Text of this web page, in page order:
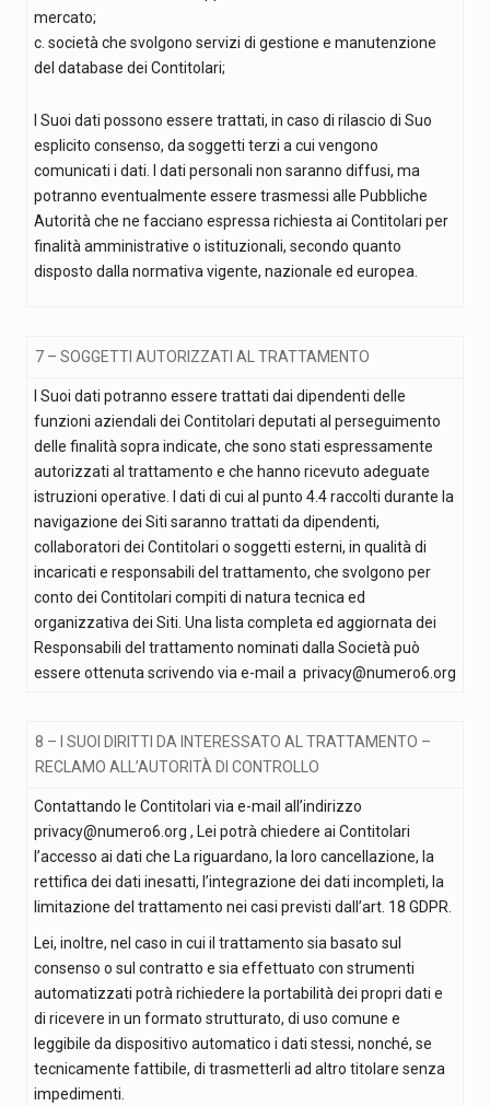
mercato;
c. società che svolgono servizi di gestione e manutenzione
del database dei Contitolari;
I Suoi dati possono essere trattati, in caso di rilascio di Suo
esplicito consenso, da soggetti terzi a cui vengono
comunicati i dati. I dati personali non saranno diffusi, ma
potranno eventualmente essere trasmessi alle Pubbliche
Autorità che ne facciano espressa richiesta ai Contitolari per
finalità amministrative o istituzionali, secondo quanto
disposto dalla normativa vigente, nazionale ed europea.
7 – SOGGETTI AUTORIZZATI AL TRATTAMENTO
I Suoi dati potranno essere trattati dai dipendenti delle
funzioni aziendali dei Contitolari deputati al perseguimento
delle finalità sopra indicate, che sono stati espressamente
autorizzati al trattamento e che hanno ricevuto adeguate
istruzioni operative. I dati di cui al punto 4.4 raccolti durante la
navigazione dei Siti saranno trattati da dipendenti,
collaboratori dei Contitolari o soggetti esterni, in qualità di
incaricati e responsabili del trattamento, che svolgono per
conto dei Contitolari compiti di natura tecnica ed
organizzativa dei Siti. Una lista completa ed aggiornata dei
Responsabili del trattamento nominati dalla Società può
essere ottenuta scrivendo via e-mail a privacy@numero6.org
8 – I SUOI DIRITTI DA INTERESSATO AL TRATTAMENTO –
RECLAMO ALL’AUTORITÀ DI CONTROLLO
Contattando le Contitolari via e-mail all’indirizzo
privacy@numero6.org , Lei potrà chiedere ai Contitolari
l’accesso ai dati che La riguardano, la loro cancellazione, la
rettifica dei dati inesatti, l’integrazione dei dati incompleti, la
limitazione del trattamento nei casi previsti dall’art. 18 GDPR.
Lei, inoltre, nel caso in cui il trattamento sia basato sul
consenso o sul contratto e sia effettuato con strumenti
automatizzati potrà richiedere la portabilità dei propri dati e
di ricevere in un formato strutturato, di uso comune e
leggibile da dispositivo automatico i dati stessi, nonché, se
tecnicamente fattibile, di trasmetterli ad altro titolare senza
impedimenti.